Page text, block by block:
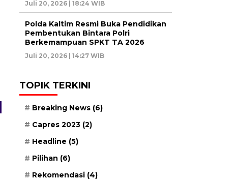
Juli 20, 2026 | 18:24 WIB
Polda Kaltim Resmi Buka Pendidikan
Pembentukan Bintara Polri
Berkemampuan SPKT TA 2026
Juli 20, 2026 | 14:27 WIB
TOPIK TERKINI
Breaking News (6)
Capres 2023 (2)
Headline (5)
Pilihan (6)
Rekomendasi (4)